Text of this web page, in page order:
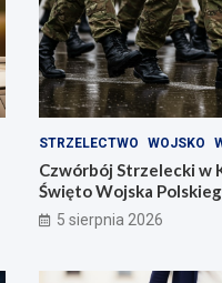
STRZELECTWO WOJSKO
Czwórbój Strzelecki w
Święto Wojska
5 sierpnia 2026